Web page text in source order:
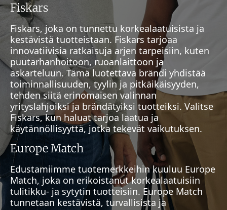
Fiskars
Fiskars, joka on tunnettu korkealaatuisista ja
kestävistä tuotteistaan. Fiskars tarjoaa
innovatiivisia ratkaisuja arjen tarpeisiin, kuten
puutarhanhoitoon, ruoanlaittoon ja
askarteluun. Tämä luotettava brändi yhdistää
toiminnallisuuden, tyylin ja pitkäikäisyyden,
tehden siitä erinomaisen valinnan
yrityslahjoiksi ja brändätyiksi tuotteiksi. Valitse
Fiskars, kun haluat tarjoa laatua ja
käytännöllisyyttä, jotka tekevät vaikutuksen.
Europe Match
Edustamiimme tuotemerkkeihin kuuluu Europe
Match, joka on erikoistanut korkealaatuisiin
tulitikku- ja sytytin tuotteisiin. Europe Match
tunnetaan kestävistä, turvallisista ja